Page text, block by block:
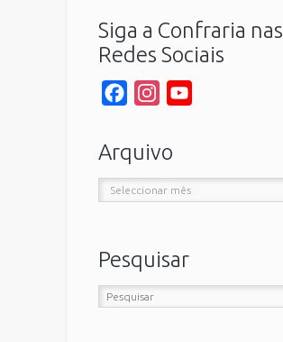
Siga a Confraria nas
Redes Sociais
FacebookInstagram
Arquivo
Arquivo
Pesquisar